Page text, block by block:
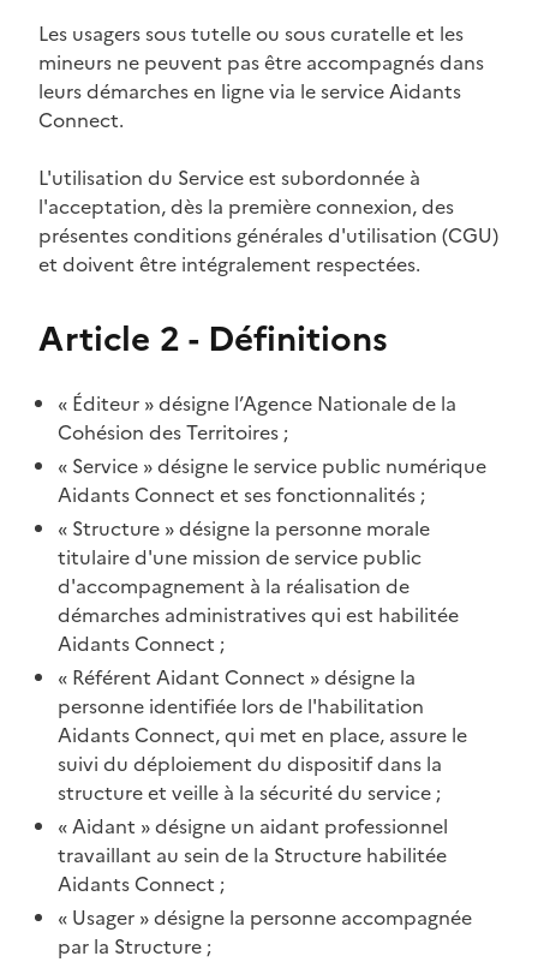
Les usagers sous tutelle ou sous curatelle et les
mineurs ne peuvent pas être accompagnés dans
leurs démarches en ligne via le service Aidants
Connect.
L'utilisation du Service est subordonnée à
l'acceptation, dès la première connexion, des
présentes conditions générales d'utilisation (CGU)
et doivent être intégralement respectées.
Article 2 - Définitions
« Éditeur » désigne l’Agence Nationale de la
Cohésion des Territoires ;
« Service » désigne le service public numérique
Aidants Connect et ses fonctionnalités ;
« Structure » désigne la personne morale
titulaire d'une mission de service public
d'accompagnement à la réalisation de
démarches administratives qui est habilitée
Aidants Connect ;
« Référent Aidant Connect » désigne la
personne identifiée lors de l'habilitation
Aidants Connect, qui met en place, assure le
suivi du déploiement du dispositif dans la
structure et veille à la sécurité du service ;
« Aidant » désigne un aidant professionnel
travaillant au sein de la Structure habilitée
Aidants Connect ;
« Usager » désigne la personne accompagnée
par la Structure ;